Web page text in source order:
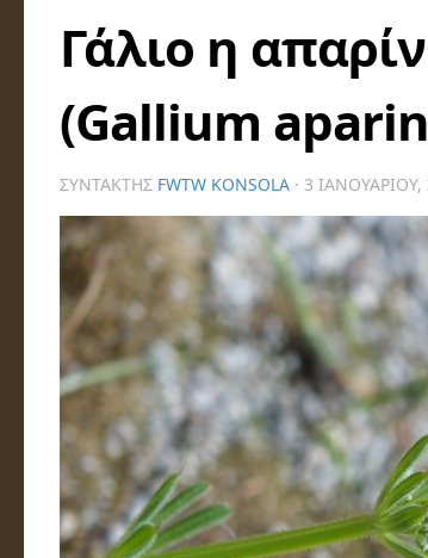
Γάλιο η
(Gallium
ΣΥΝΤΆΚΤΗΣ FWTW KONSOLA · 3 ΙΑΝΟΥΑΡΊΟΥ,